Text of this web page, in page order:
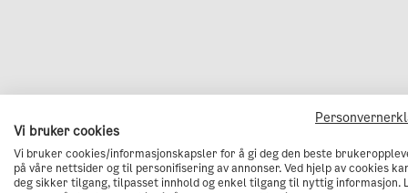
Sentrum
Vi bruker cookies
Vi bruker cookies/informasjonskapsler for å gi deg den beste
på våre nettsider og til personifisering av annonser. Ved hjelp av cookies
deg sikker tilgang, tilpasset innhold og enkel tilgang til nyttig informasjon.